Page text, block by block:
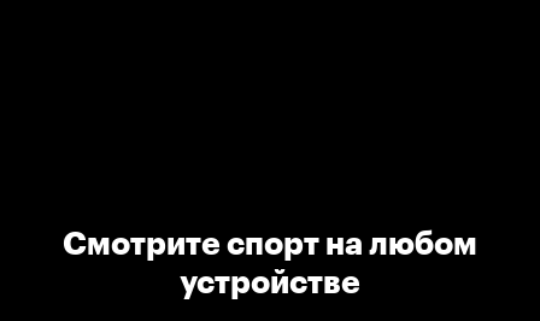
Смотрите спорт на любом
устройстве